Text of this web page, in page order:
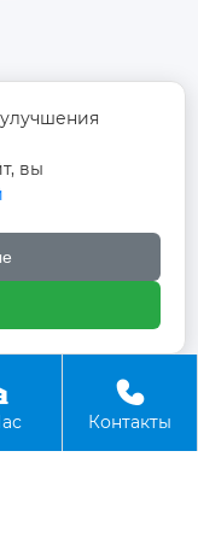
Наньцзяо,
провинция

Контакты
вы